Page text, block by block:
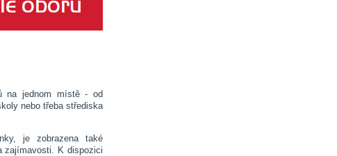
na jednom místě - od
nebo třeba střediska
je zobrazena také
zajímavosti. K dispozici